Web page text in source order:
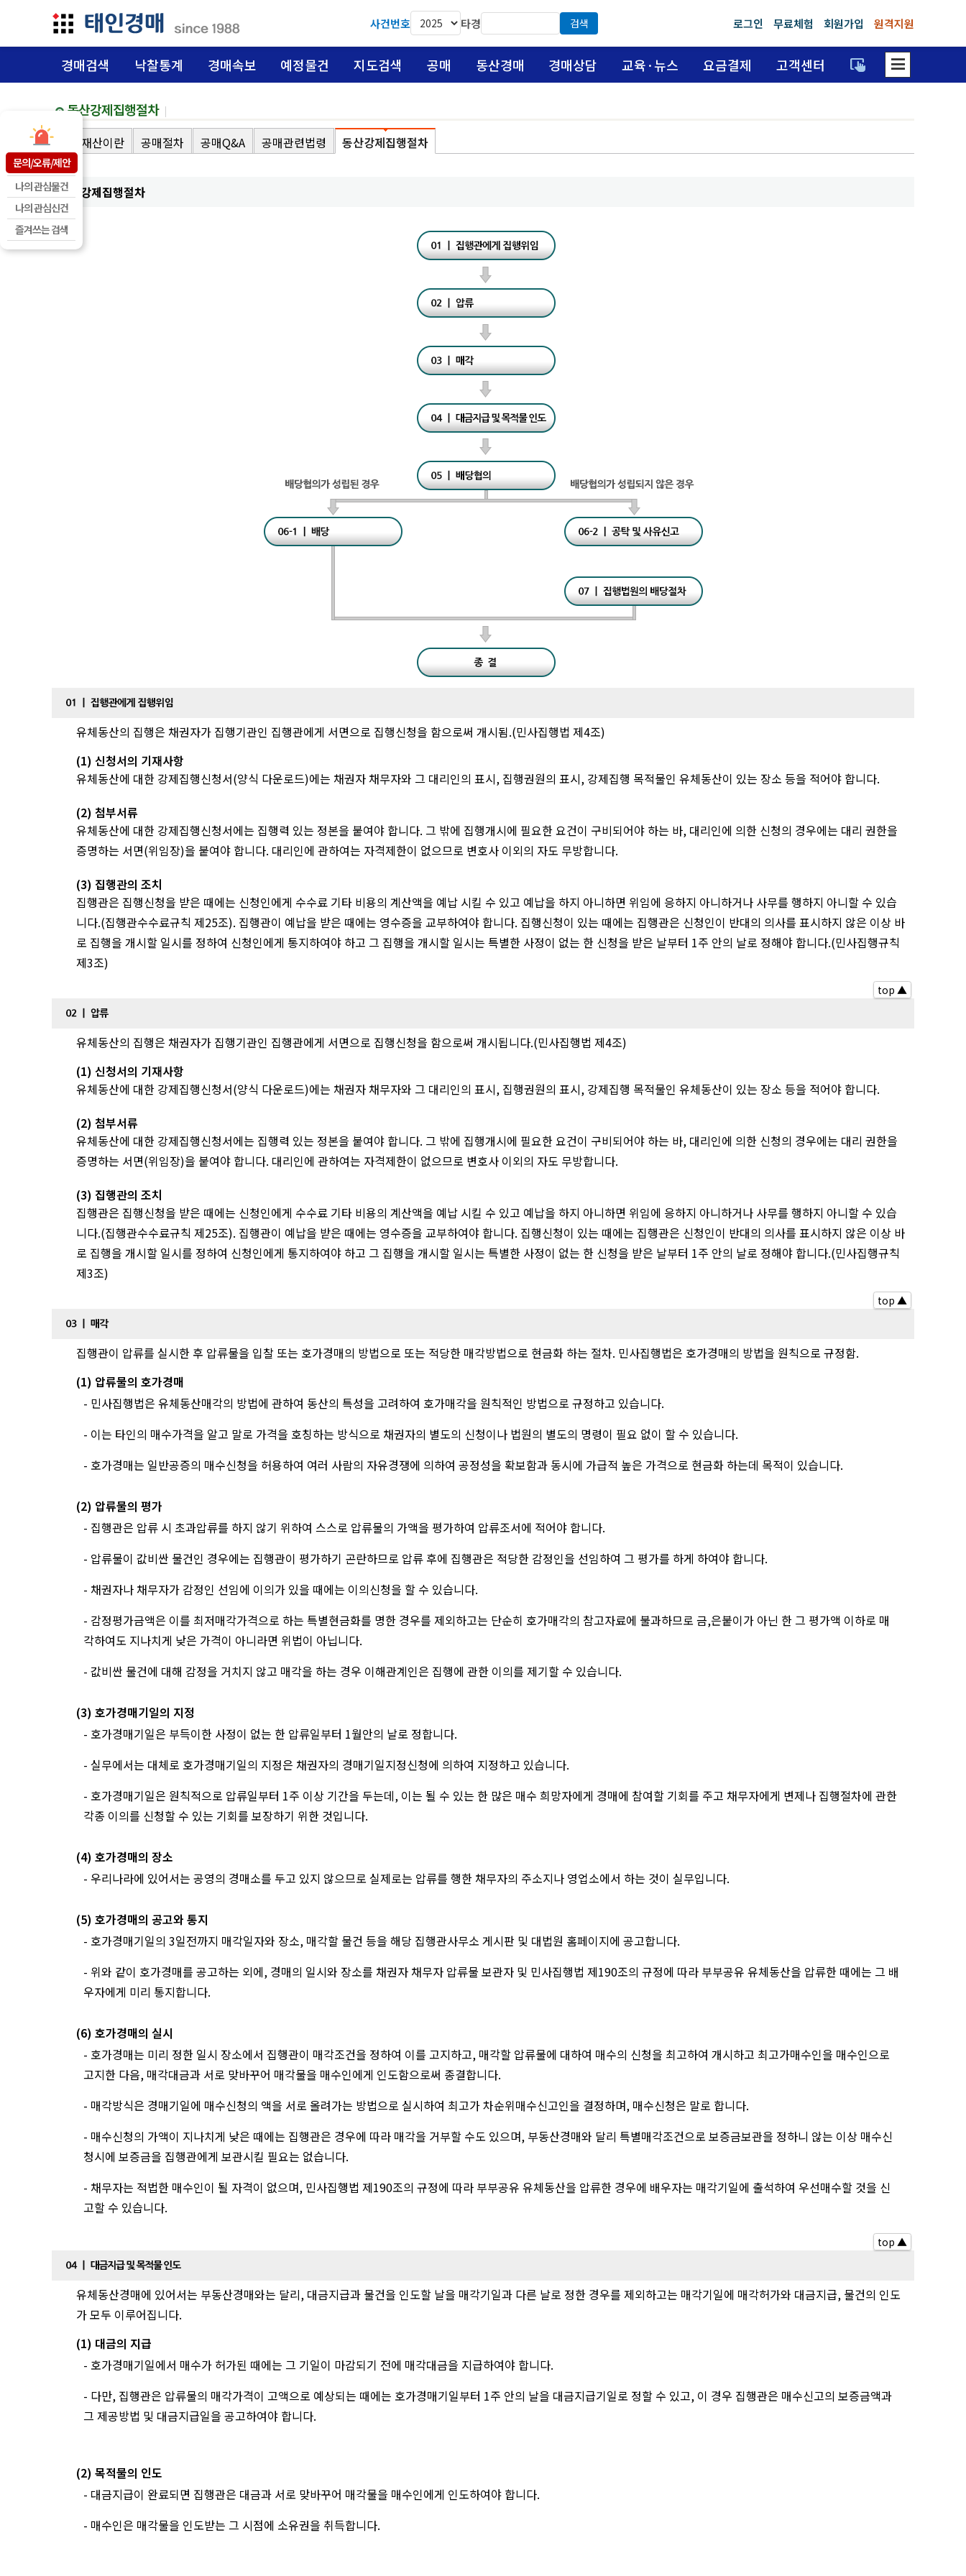
문의/오류/제안
나의 관심물건
나의 관심신건
즐겨쓰는 검색
사건번호 타경 검색 로그인 무료체험 회원가입 원격지원
경매검색 낙찰통계 경매속보 예정물건 지도검색 공매 동산경매 경매상담 교육·뉴스 요금결제 고객센터 trackpad_input dehaze
동산강제집행절차
공매재산이란 공매절차 공매Q&A 공매관련법령 동산강제집행절차
동산강제집행절차
유체동산의 집행은 채권자가 집행기관인 집행관에게 서면으로 집행신청을 함으로써 개시됨.(민사집행법 제4조)
(1) 신청서의 기재사항
유체동산에 대한 강제집행신청서(양식 다운로드)에는 채권자 채무자와 그 대리인의 표시, 집행권원의 표시, 강제집행 목적물인 유체동산이 있는 장소 등을 적어야 합니다.
(2) 첨부서류
유체동산에 대한 강제집행신청서에는 집행력 있는 정본을 붙여야 합니다. 그 밖에 집행개시에 필요한 요건이 구비되어야 하는 바, 대리인에 의한 신청의 경우에는 대리 권한을
증명하는 서면(위임장)을 붙여야 합니다. 대리인에 관하여는 자격제한이 없으므로 변호사 이외의 자도 무방합니다.
(3) 집행관의 조치
집행관은 집행신청을 받은 때에는 신청인에게 수수료 기타 비용의 계산액을 예납 시킬 수 있고 예납을 하지 아니하면 위임에 응하지 아니하거나 사무를 행하지 아니할 수 있습
니다.(집행관수수료규칙 제25조). 집행관이 예납을 받은 때에는 영수증을 교부하여야 합니다. 집행신청이 있는 때에는 집행관은 신청인이 반대의 의사를 표시하지 않은 이상 바
로 집행을 개시할 일시를 정하여 신청인에게 통지하여야 하고 그 집행을 개시할 일시는 특별한 사정이 없는 한 신청을 받은 날부터 1주 안의 날로 정해야 합니다.(민사집행규칙
제3조)
top ▲
유체동산의 집행은 채권자가 집행기관인 집행관에게 서면으로 집행신청을 함으로써 개시됩니다.(민사집행법 제4조)
(1) 신청서의 기재사항
유체동산에 대한 강제집행신청서(양식 다운로드)에는 채권자 채무자와 그 대리인의 표시, 집행권원의 표시, 강제집행 목적물인 유체동산이 있는 장소 등을 적어야 합니다.
(2) 첨부서류
유체동산에 대한 강제집행신청서에는 집행력 있는 정본을 붙여야 합니다. 그 밖에 집행개시에 필요한 요건이 구비되어야 하는 바, 대리인에 의한 신청의 경우에는 대리 권한을
증명하는 서면(위임장)을 붙여야 합니다. 대리인에 관하여는 자격제한이 없으므로 변호사 이외의 자도 무방합니다.
(3) 집행관의 조치
집행관은 집행신청을 받은 때에는 신청인에게 수수료 기타 비용의 계산액을 예납 시킬 수 있고 예납을 하지 아니하면 위임에 응하지 아니하거나 사무를 행하지 아니할 수 있습
니다.(집행관수수료규칙 제25조). 집행관이 예납을 받은 때에는 영수증을 교부하여야 합니다. 집행신청이 있는 때에는 집행관은 신청인이 반대의 의사를 표시하지 않은 이상 바
로 집행을 개시할 일시를 정하여 신청인에게 통지하여야 하고 그 집행을 개시할 일시는 특별한 사정이 없는 한 신청을 받은 날부터 1주 안의 날로 정해야 합니다.(민사집행규칙
제3조)
top ▲
집행관이 압류를 실시한 후 압류물을 입찰 또는 호가경매의 방법으로 또는 적당한 매각방법으로 현금화 하는 절차. 민사집행법은 호가경매의 방법을 원칙으로 규정함.
(1) 압류물의 호가경매
- 민사집행법은 유체동산매각의 방법에 관하여 동산의 특성을 고려하여 호가매각을 원칙적인 방법으로 규정하고 있습니다.
- 이는 타인의 매수가격을 알고 말로 가격을 호칭하는 방식으로 채권자의 별도의 신청이나 법원의 별도의 명령이 필요 없이 할 수 있습니다.
- 호가경매는 일반공증의 매수신청을 허용하여 여러 사람의 자유경쟁에 의하여 공정성을 확보함과 동시에 가급적 높은 가격으로 현금화 하는데 목적이 있습니다.
(2) 압류물의 평가
- 집행관은 압류 시 초과압류를 하지 않기 위하여 스스로 압류물의 가액을 평가하여 압류조서에 적어야 합니다.
- 압류물이 값비싼 물건인 경우에는 집행관이 평가하기 곤란하므로 압류 후에 집행관은 적당한 감정인을 선임하여 그 평가를 하게 하여야 합니다.
- 채권자나 채무자가 감정인 선임에 이의가 있을 때에는 이의신청을 할 수 있습니다.
- 감정평가금액은 이를 최저매각가격으로 하는 특별현금화를 명한 경우를 제외하고는 단순히 호가매각의 참고자료에 불과하므로 금,은붙이가 아닌 한 그 평가액 이하로 매
각하여도 지나치게 낮은 가격이 아니라면 위법이 아닙니다.
- 값비싼 물건에 대해 감정을 거치지 않고 매각을 하는 경우 이해관계인은 집행에 관한 이의를 제기할 수 있습니다.
(3) 호가경매기일의 지정
- 호가경매기일은 부득이한 사정이 없는 한 압류일부터 1월안의 날로 정합니다.
- 실무에서는 대체로 호가경매기일의 지정은 채권자의 경매기일지정신청에 의하여 지정하고 있습니다.
- 호가경매기일은 원칙적으로 압류일부터 1주 이상 기간을 두는데, 이는 될 수 있는 한 많은 매수 희망자에게 경매에 참여할 기회를 주고 채무자에게 변제나 집행절차에 관한
각종 이의를 신청할 수 있는 기회를 보장하기 위한 것입니다.
(4) 호가경매의 장소
- 우리나라에 있어서는 공영의 경매소를 두고 있지 않으므로 실제로는 압류를 행한 채무자의 주소지나 영업소에서 하는 것이 실무입니다.
(5) 호가경매의 공고와 통지
- 호가경매기일의 3일전까지 매각일자와 장소, 매각할 물건 등을 해당 집행관사무소 게시판 및 대법원 홈페이지에 공고합니다.
- 위와 같이 호가경매를 공고하는 외에, 경매의 일시와 장소를 채권자 채무자 압류물 보관자 및 민사집행법 제190조의 규정에 따라 부부공유 유체동산을 압류한 때에는 그 배
우자에게 미리 통지합니다.
(6) 호가경매의 실시
- 호가경매는 미리 정한 일시 장소에서 집행관이 매각조건을 정하여 이를 고지하고, 매각할 압류물에 대하여 매수의 신청을 최고하여 개시하고 최고가매수인을 매수인으로
고지한 다음, 매각대금과 서로 맞바꾸어 매각물을 매수인에게 인도함으로써 종결합니다.
- 매각방식은 경매기일에 매수신청의 액을 서로 올려가는 방법으로 실시하여 최고가 차순위매수신고인을 결정하며, 매수신청은 말로 합니다.
- 매수신청의 가액이 지나치게 낮은 때에는 집행관은 경우에 따라 매각을 거부할 수도 있으며, 부동산경매와 달리 특별매각조건으로 보증금보관을 정하니 않는 이상 매수신
청시에 보증금을 집행관에게 보관시킬 필요는 없습니다.
- 채무자는 적법한 매수인이 될 자격이 없으며, 민사집행법 제190조의 규정에 따라 부부공유 유체동산을 압류한 경우에 배우자는 매각기일에 출석하여 우선매수할 것을 신
고할 수 있습니다.
top ▲
유체동산경매에 있어서는 부동산경매와는 달리, 대금지급과 물건을 인도할 날을 매각기일과 다른 날로 정한 경우를 제외하고는 매각기일에 매각허가와 대금지급, 물건의 인도
가 모두 이루어집니다.
(1) 대금의 지급
- 호가경매기일에서 매수가 허가된 때에는 그 기일이 마감되기 전에 매각대금을 지급하여야 합니다.
- 다만, 집행관은 압류물의 매각가격이 고액으로 예상되는 때에는 호가경매기일부터 1주 안의 날을 대금지급기일로 정할 수 있고, 이 경우 집행관은 매수신고의 보증금액과
그 제공방법 및 대금지급일을 공고하여야 합니다.
(2) 목적물의 인도
- 대금지급이 완료되면 집행관은 대금과 서로 맞바꾸어 매각물을 매수인에게 인도하여야 합니다.
- 매수인은 매각물을 인도받는 그 시점에 소유권을 취득합니다.